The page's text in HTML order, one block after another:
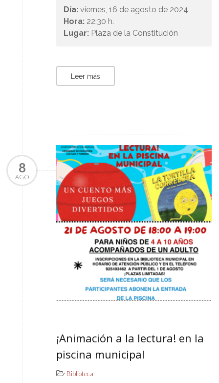
Día: viernes, 16 de agosto de 2024
Hora: 22:30 h.
Lugar: Plaza de la Constitución
Leer más
8
AGO
¡Animación a la lectura! en la
piscina municipal
Biblioteca